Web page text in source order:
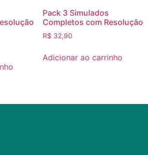
Pack 3 Simulados
Completos com Resolução
R$ 32,90
Adicionar ao carrinho